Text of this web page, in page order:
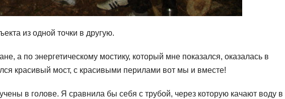
из одной точки в другую.
а по энергетическому мостику, который мне показался, оказалась в
красивый мост, с красивыми перилами вот мы и вместе!
в голове. Я сравнила бы себя с трубой, через которую качают воду в